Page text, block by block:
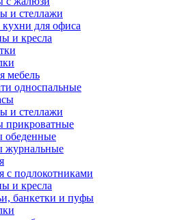
и стеллажи
для офиса
и кресла
мебель
односпальные
и стеллажи
прикроватные
обеденные
журнальные
с подлокотниками
и кресла
банкетки и пуфы